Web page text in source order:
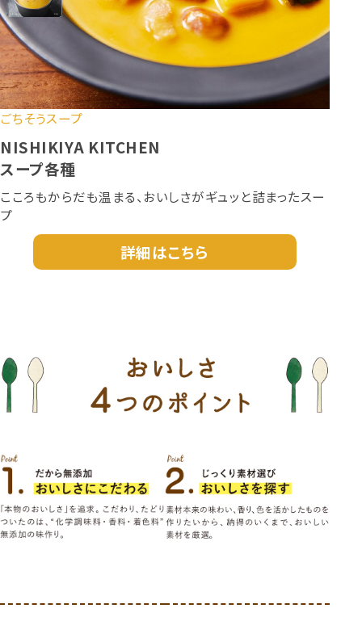
ごちそうスープ
NISHIKIYA KITCHEN
スープ各種
こころもからだも温まる、おいしさがギュッと詰まったスー
プ
詳細はこちら